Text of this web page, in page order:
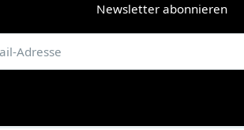
Newsletter abonnieren